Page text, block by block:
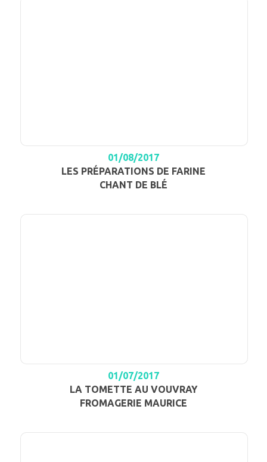
01/08/2017
LES PRÉPARATIONS DE FARINE
CHANT DE BLÉ
01/07/2017
LA TOMETTE AU VOUVRAY
FROMAGERIE MAURICE